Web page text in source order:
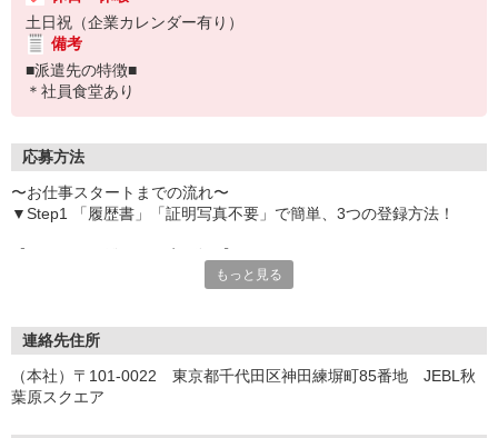
土日祝（企業カレンダー有り）
備考
■派遣先の特徴■
＊社員食堂あり
応募方法
〜お仕事スタートまでの流れ〜
▼Step1 「履歴書」「証明写真不要」で簡単、3つの登録方法！
いつでも好きな時間に登録OK
受付時間/平日9:00〜19:00
【来場登録（目安1時間30分）】
もっと見る
連絡先住所
（本社）〒101-0022 東京都千代田区神田練塀町85番地 JEBL秋
葉原スクエア